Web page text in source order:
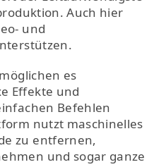
Auch hier
und
es
Effekte und
Befehlen
nutzt maschinelles
zu entfernen,
und sogar ganze